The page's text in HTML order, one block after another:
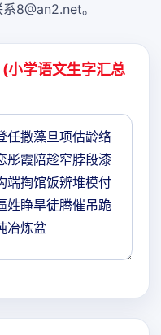
8@an2.net。
(小学语文生字汇总